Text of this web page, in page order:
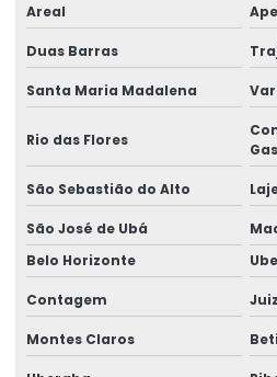
Areal
Duas Barras
Santa Maria Madalena
Rio das Flores
São Sebastião do Alto
São José de Ubá
Belo Horizonte
Contagem
Montes Claros